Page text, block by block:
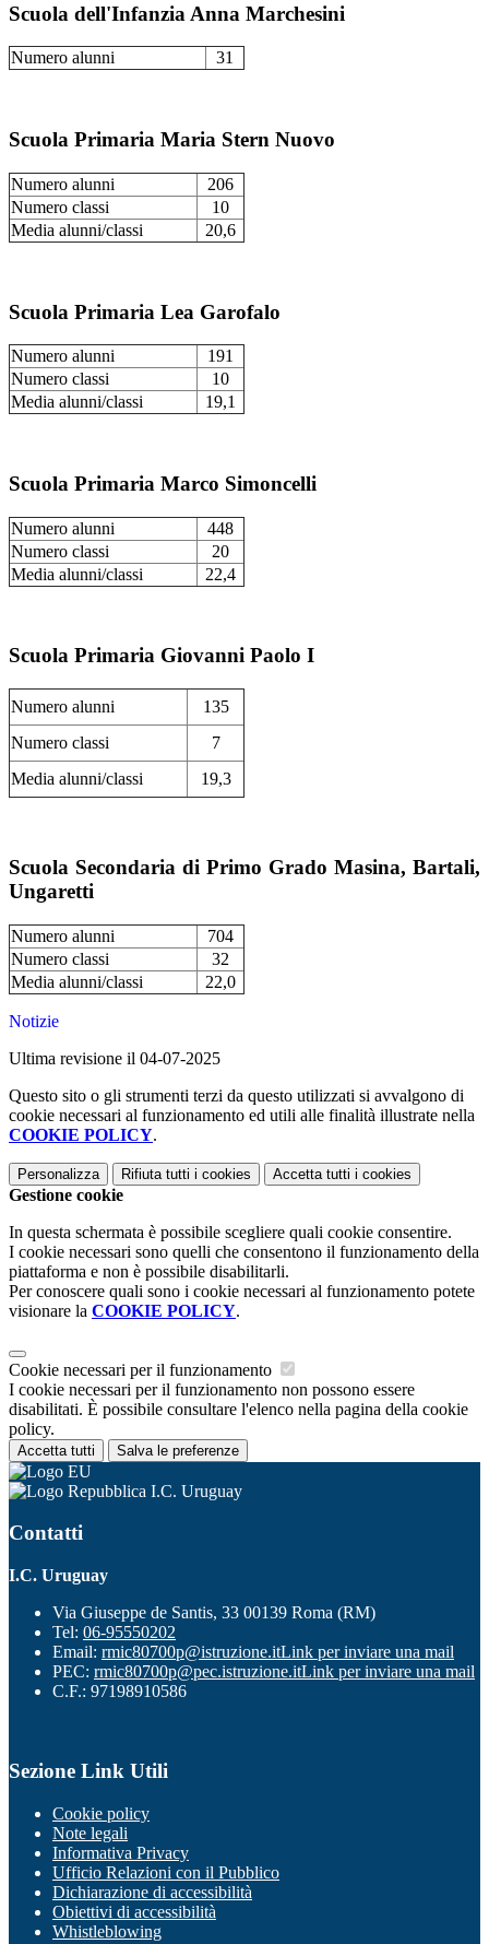
Scuola dell'Infanzia Anna Marchesini
Numero alunni 31
Scuola Primaria Maria Stern Nuovo
Numero alunni
206
Numero classi
10
Media alunni/classi
20,6
Scuola Primaria Lea Garofalo
Numero alunni
191
Numero classi
10
Media alunni/classi
19,1
Scuola Primaria Marco Simoncelli
Numero alunni
448
Numero classi
20
Media alunni/classi
22,4
Scuola Primaria Giovanni Paolo I
Numero alunni
135
Numero classi
7
Media alunni/classi
19,3
Scuola Secondaria di Primo Grado Masina, Bartali,
Ungaretti
Numero alunni
704
Numero classi
32
Media alunni/classi
22,0
Notizie
Ultima revisione il 04-07-2025
Questo sito o gli strumenti terzi da questo utilizzati si avvalgono di
cookie necessari al funzionamento ed utili alle finalità illustrate nella
COOKIE POLICY.
Personalizza Rifiuta tutti i cookies Accetta tutti i cookies
Gestione cookie
In questa schermata è possibile scegliere quali cookie consentire.
I cookie necessari sono quelli che consentono il funzionamento della
piattaforma e non è possibile disabilitarli.
Per conoscere quali sono i cookie necessari al funzionamento potete
visionare la COOKIE POLICY.
Cookie necessari per il funzionamento
I cookie necessari per il funzionamento non possono essere
disabilitati. È possibile consultare l'elenco nella pagina della cookie
policy.
Accetta tutti Salva le preferenze
I.C. Uruguay
Contatti
I.C. Uruguay
Via Giuseppe de Santis, 33 00139 Roma (RM)
Tel: 06-95550202
Email: rmic80700p@istruzione.itLink per inviare una mail
PEC: rmic80700p@pec.istruzione.itLink per inviare una mail
C.F.: 97198910586
Sezione Link Utili
Cookie policy
Note legali
Informativa Privacy
Ufficio Relazioni con il Pubblico
Dichiarazione di accessibilità
Obiettivi di accessibilità
Whistleblowing